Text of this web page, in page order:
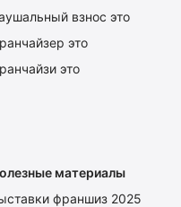
взнос это
это
это
материалы
франшиз 2025